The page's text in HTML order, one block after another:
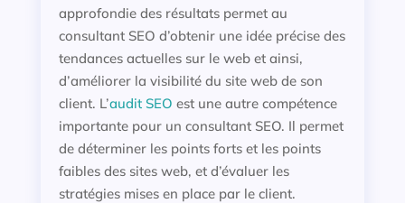
approfondie des résultats permet au
consultant SEO d’obtenir une idée précise des
tendances actuelles sur le web et ainsi,
d’améliorer la visibilité du site web de son
client. L’audit SEO est une autre compétence
importante pour un consultant SEO. Il permet
de déterminer les points forts et les points
faibles des sites web, et d’évaluer les
stratégies mises en place par le client.